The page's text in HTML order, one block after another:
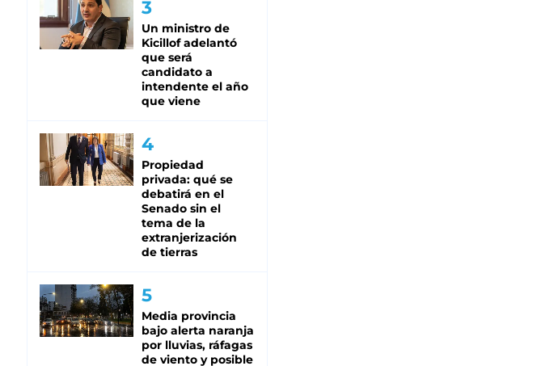
Un ministro de
Kicillof adelantó
que será
candidato a
intendente el año
que viene
Propiedad
privada: qué se
debatirá en el
Senado sin el
tema de la
extranjerización
de tierras
Media provincia
bajo alerta naranja
por lluvias, ráfagas
de viento y posible